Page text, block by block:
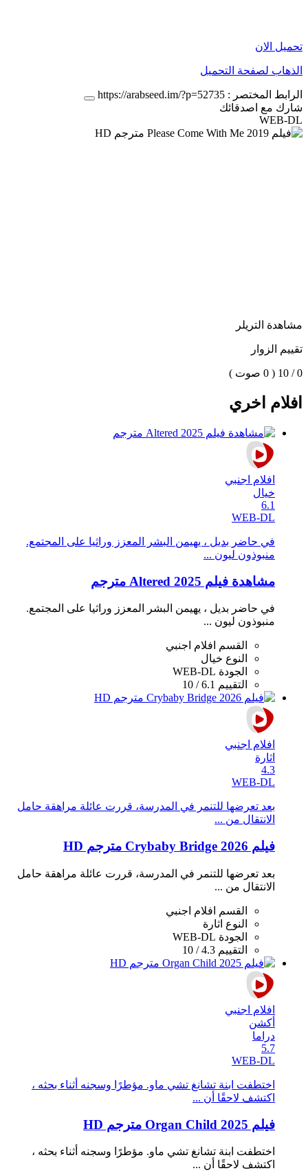
تحميل الان
الذهاب لصفحة التحميل
الرابط المختصر : https://arabseed.im/?p=52735
شارك مع اصدقائك
WEB-DL
مشاهدة التريلر
تقييم الزوار
0 / 10 ( 0 صوت )
افلام اخري
افلام اجنبي
خيال
6.1
WEB-DL
في حاضر بديل ، يهيمن البشر المعزز وراثيا على المجتمع.
منبوذون ليون ...
مشاهدة فيلم Altered 2025 مترجم
في حاضر بديل ، يهيمن البشر المعزز وراثيا على المجتمع.
منبوذون ليون ...
القسم
افلام اجنبي
النوع خيال
الجودة WEB-DL
التقييم 6.1 / 10
افلام اجنبي
اثارة
4.3
WEB-DL
بعد تعرضها للتنمر في المدرسة، قررت عائلة مراهقة حامل
الانتقال من ...
فيلم Crybaby Bridge 2026 مترجم HD
بعد تعرضها للتنمر في المدرسة، قررت عائلة مراهقة حامل
الانتقال من ...
القسم
افلام اجنبي
النوع اثارة
الجودة WEB-DL
التقييم 4.3 / 10
افلام اجنبي
أكشن
دراما
5.7
WEB-DL
اختطفت ابنة تشانغ تشي ماو. مؤطرًا وسجنه أثناء بحثه ،
اكتشف لاحقًا أن ...
فيلم Organ Child 2025 مترجم HD
اختطفت ابنة تشانغ تشي ماو. مؤطرًا وسجنه أثناء بحثه ،
اكتشف لاحقًا أن ...